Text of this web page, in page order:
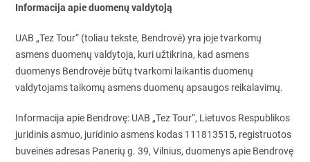
Informacija apie duomenų valdytoją
UAB „Tez Tour“ (toliau tekste, Bendrovė) yra joje tvarkomų
asmens duomenų valdytoja, kuri užtikrina, kad asmens
duomenys Bendrovėje būtų tvarkomi laikantis duomenų
valdytojams taikomų asmens duomenų apsaugos reikalavimų.
Informacija apie Bendrovę: UAB „Tez Tour“, Lietuvos Respublikos
juridinis asmuo, juridinio asmens kodas 111813515, registruotos
buveinės adresas Panerių g. 39, Vilnius, duomenys apie Bendrovę